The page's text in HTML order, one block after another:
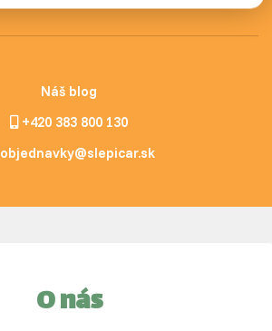
Náš blog
+420 383 800 130
objednavky@slepicar.sk
O nás